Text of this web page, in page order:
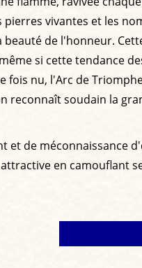
vivantes et les
de l'honneur.
si cette tendance
nu, l'Arc de
reconnaît soudain la
et de méconnaissance
en camouflant